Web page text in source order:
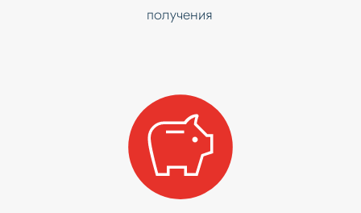
получения